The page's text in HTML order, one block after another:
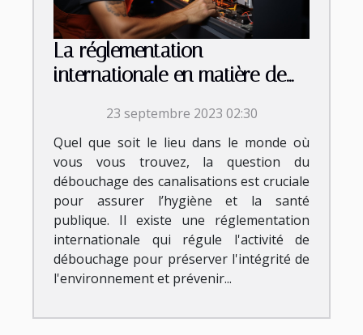
La réglementation
internationale en matière de
23 septembre 2023 02:30
Quel que soit le lieu dans le monde où
vous vous trouvez, la question du
débouchage des canalisations est cruciale
pour assurer l’hygiène et la santé
publique. Il existe une réglementation
internationale qui régule l'activité de
débouchage pour préserver l'intégrité de
l'environnement et prévenir...